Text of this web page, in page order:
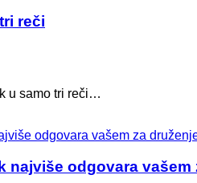
reči
u samo tri reči…
najviše odgovara vašem